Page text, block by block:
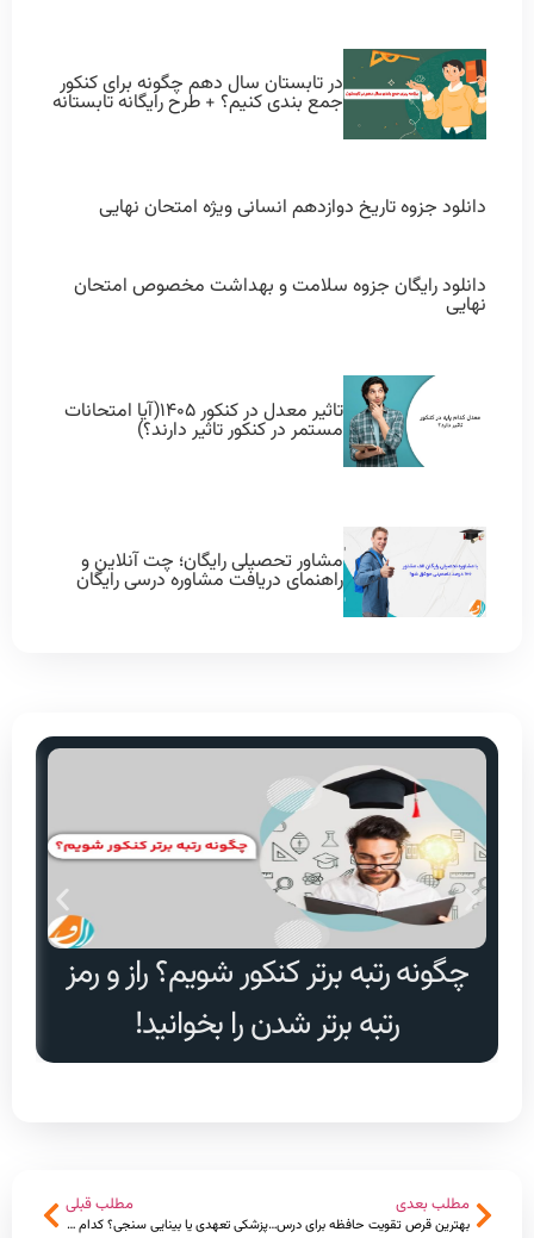
در تابستان سال دهم چگونه برای کنکور
جمع بندی کنیم؟ + طرح رایگانه تابستانه
دانلود جزوه تاریخ دوازدهم انسانی ویژه امتحان نهایی
دانلود رایگان جزوه سلامت و بهداشت مخصوص امتحان
نهایی
تاثیر معدل در کنکور ۱۴۰۵(آیا امتحانات
مستمر در کنکور تاثیر دارند؟)
مشاور تحصیلی رایگان؛ چت آنلاین و
راهنمای دریافت مشاوره درسی رایگان
چگونه رتبه برتر کنکور شویم؟ راز و رمز
رتبه برتر شدن را بخوانید!
مطلب بعدی
بهترین قرص تقویت حافظه برای درس خواندن
مطلب قبلی
پزشکی تعهدی یا بینایی سنجی؟ کدام بهتر است؟